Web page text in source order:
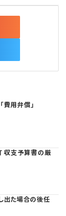
費用弁償」
収支予算書の厳
出た場合の後任